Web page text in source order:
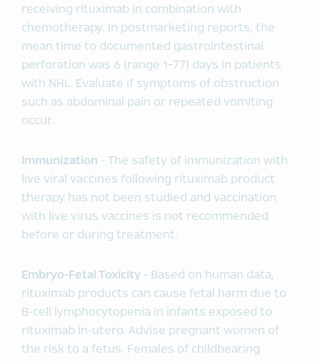
receiving rituximab in combination with
chemotherapy. In postmarketing reports, the
mean time to documented gastrointestinal
perforation was 6 (range 1-77) days in patients
with NHL. Evaluate if symptoms of obstruction
such as abdominal pain or repeated vomiting
occur.
Immunization - The safety of immunization with
live viral vaccines following rituximab product
therapy has not been studied and vaccination
with live virus vaccines is not recommended
before or during treatment.
Embryo-Fetal Toxicity - Based on human data,
rituximab products can cause fetal harm due to
B-cell lymphocytopenia in infants exposed to
rituximab in-utero. Advise pregnant women of
the risk to a fetus. Females of childbearing